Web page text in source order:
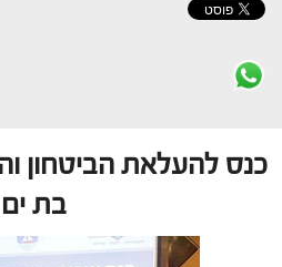
כנס להעלאת הביטחון
בת ים